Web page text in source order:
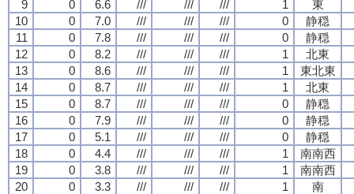
9
0 6.6 /// /// /// 1
東
10
0 7.0 /// /// /// 0
静穏
11
0 7.8 /// /// /// 0
静穏
12
0 8.2 /// /// /// 1
北東
13
0 8.6 /// /// /// 1
東北東
14
0 8.7 /// /// /// 1
北東
15
0 8.7 /// /// /// 0
静穏
16
0 7.9 /// /// /// 0
静穏
17
0 5.1 /// /// /// 0
静穏
18
0 4.4 /// /// /// 1
南南西
19
0 3.8 /// /// /// 1
南南西
20
0 3.3 /// /// /// 1
南
9
0 6.6 /// /// /// 1
東
10
0 7.0 /// /// /// 0
静穏
11
0 7.8 /// /// /// 0
静穏
12
0 8.2 /// /// /// 1
北東
13
0 8.6 /// /// /// 1
東北東
14
0 8.7 /// /// /// 1
北東
15
0 8.7 /// /// /// 0
静穏
16
0 7.9 /// /// /// 0
静穏
17
0 5.1 /// /// /// 0
静穏
18
0 4.4 /// /// /// 1
南南西
19
0 3.8 /// /// /// 1
南南西
20
0 3.3 /// /// /// 1
南
9
0 6.6 /// /// /// 1
東
10
0 7.0 /// /// /// 0
静穏
11
0 7.8 /// /// /// 0
静穏
12
0 8.2 /// /// /// 1
北東
13
0 8.6 /// /// /// 1
東北東
14
0 8.7 /// /// /// 1
北東
15
0 8.7 /// /// /// 0
静穏
16
0 7.9 /// /// /// 0
静穏
17
0 5.1 /// /// /// 0
静穏
18
0 4.4 /// /// /// 1
南南西
19
0 3.8 /// /// /// 1
南南西
20
0 3.3 /// /// /// 1
南
9
0 6.6 /// /// /// 1
東
10
0 7.0 /// /// /// 0
静穏
11
0 7.8 /// /// /// 0
静穏
12
0 8.2 /// /// /// 1
北東
13
0 8.6 /// /// /// 1
東北東
14
0 8.7 /// /// /// 1
北東
15
0 8.7 /// /// /// 0
静穏
16
0 7.9 /// /// /// 0
静穏
17
0 5.1 /// /// /// 0
静穏
18
0 4.4 /// /// /// 1
南南西
19
0 3.8 /// /// /// 1
南南西
20
0 3.3 /// /// /// 1
南